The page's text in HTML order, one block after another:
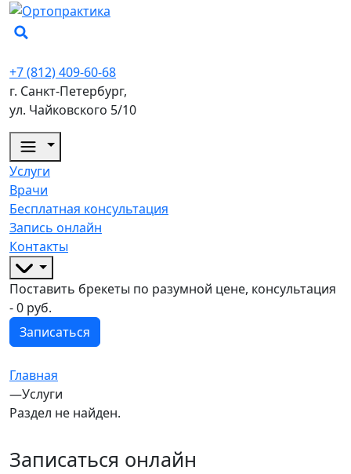
+7 (812) 409-60-68
г. Санкт-Петербург,
ул. Чайковского 5/10
Услуги
Врачи
Бесплатная консультация
Запись онлайн
Контакты
Поставить брекеты по разумной цене, консультация
- 0 руб.
Записаться
Главная
—Услуги
Раздел не найден.
Записаться онлайн